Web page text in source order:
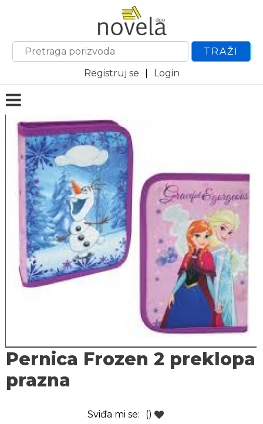
TRAŽI
Registruj se
Login
Pernica Frozen 2 preklopa
prazna
Sviđa mi se:
()